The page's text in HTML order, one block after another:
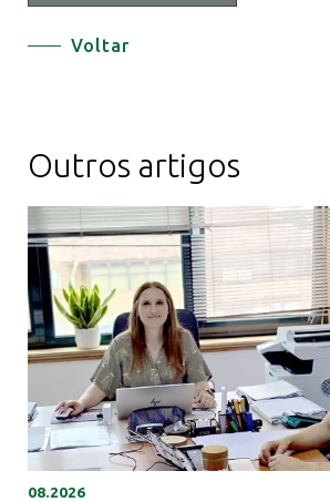
Voltar
Outros artigos
08.2026